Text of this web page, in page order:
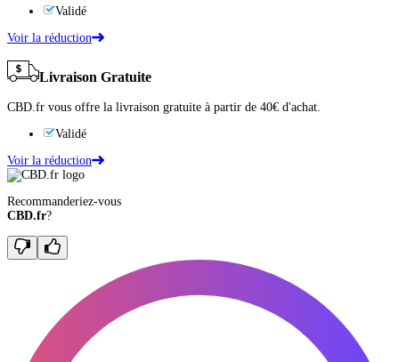
Validé
Voir la réduction
Livraison Gratuite
CBD.fr vous offre la livraison gratuite à partir de 40€ d'achat.
Validé
Voir la réduction
Recommanderiez-vous
CBD.fr?